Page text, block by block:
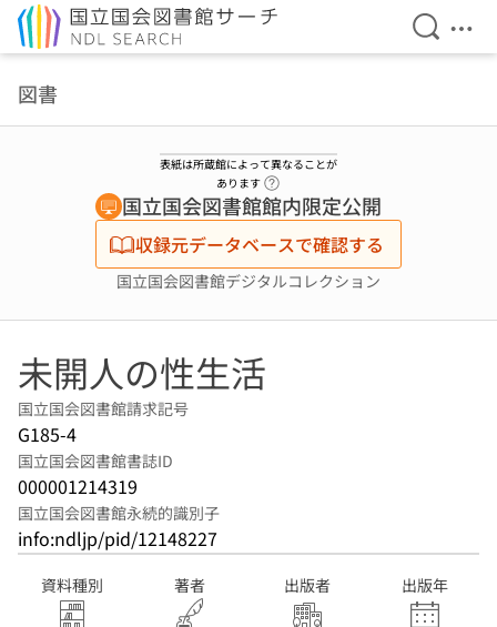
検索を
メ
図書
表紙は所蔵館によって異なることが
あります
国立国会図書館館内限定公開
収録元データベースで確認する
国立国会図書館デジタルコレクション
未開人の性生活
国立国会図書館請求記号
G185-4
国立国会図書館書誌ID
000001214319
国立国会図書館永続的識別子
info:ndljp/pid/12148227
資料種別 著者 出版者 出版年